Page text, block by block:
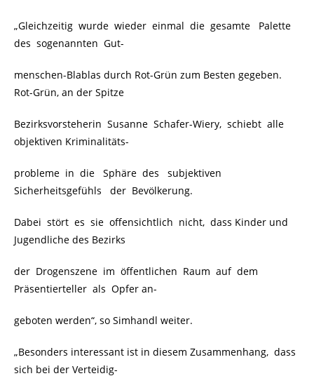
„Gleichzeitig wurde wieder einmal die gesamte Palette
des sogenannten Gut-
menschen-Blablas durch Rot-Grün zum Besten gegeben.
Rot-Grün, an der Spitze
Bezirksvorsteherin Susanne Schafer-Wiery, schiebt alle
objektiven Kriminalitäts-
probleme in die Sphäre des subjektiven
Sicherheitsgefühls der Bevölkerung.
Dabei stört es sie offensichtlich nicht, dass Kinder und
Jugendliche des Bezirks
der Drogenszene im öffentlichen Raum auf dem
Präsentierteller als Opfer an-
geboten werden“, so Simhandl weiter.
„Besonders interessant ist in diesem Zusammenhang, dass
sich bei der Verteidig-